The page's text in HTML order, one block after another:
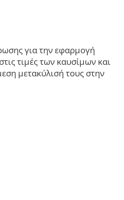
για την εφαρμογή
τιμές των καυσίμων και
μετακύλισή τους στην